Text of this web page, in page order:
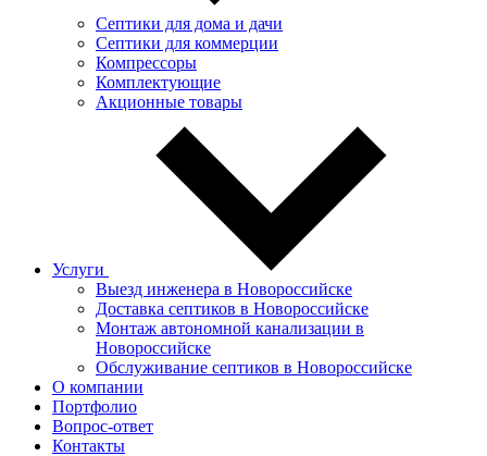
Септики для дома и дачи
Септики для коммерции
Компрессоры
Комплектующие
Акционные товары
Услуги
Выезд инженера в Новороссийске
Доставка септиков в Новороссийске
Монтаж автономной канализации в
Новороссийске
Обслуживание септиков в Новороссийске
О компании
Портфолио
Вопрос-ответ
Контакты